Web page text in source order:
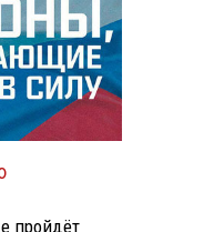
пройдёт